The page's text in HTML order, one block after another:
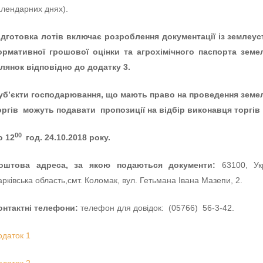
днях).
лотів включає розроблення документації із
грошової оцінки та агрохімічного паспорта
відповідно до додатку 3.
господарювання, що мають право на проведення
можуть подавати пропозиції на відбір виконавця торгів
1200 год. 24.10.2018 року.
адреса, за якою подаються документи: 63100,
область,смт. Коломак, вул. Гетьмана Івана Мазепи, 2.
телефони:телефон для довідок: (05766) 56-3-42.
1